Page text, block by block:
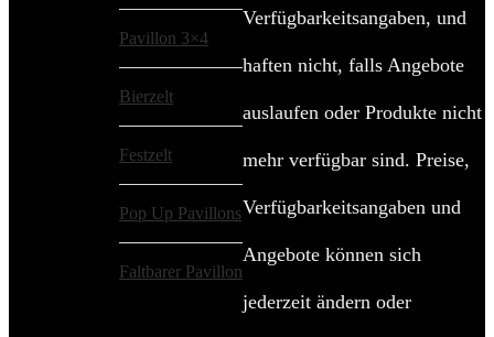
Pavillon 3×4
Bierzelt
Festzelt
Pop Up Pavillons
Faltbarer Pavillon
Verfügbarkeitsangaben, und
haften nicht, falls Angebote
auslaufen oder Produkte nicht
mehr verfügbar sind. Preise,
Verfügbarkeitsangaben und
Angebote können sich
jederzeit ändern oder